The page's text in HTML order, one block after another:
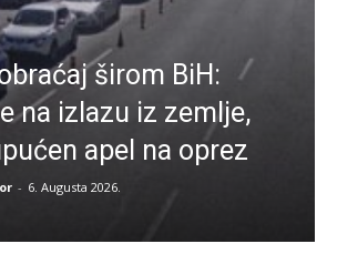
širom BiH:
na izlazu iz zemlje,
apel na oprez
- 6. Augusta 2026.